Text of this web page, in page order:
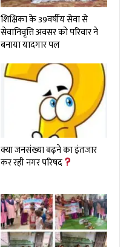
शिक्षिका के 39वर्षीय सेवा से
सेवानिवृत्ति अवसर को परिवार ने
बनाया यादगार पल
क्या जनसंख्या बढ़ने का इंतजार
कर रही नगर परिषद